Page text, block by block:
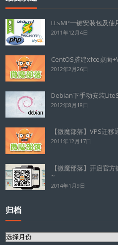
LLsMP一键安装包及使
2011年12月4日
CentOS搭建xfce桌面
2012年2月26日
Debian下手动安装
2012年8月18日
【微魔部落】VPS迁
2011年12月17日
【微魔部落】开启官
~
2014年1月9日
归档
归